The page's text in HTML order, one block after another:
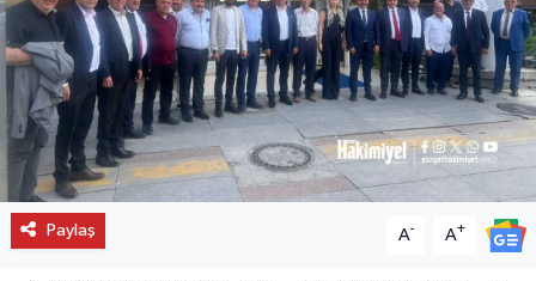
Paylaş A- A+